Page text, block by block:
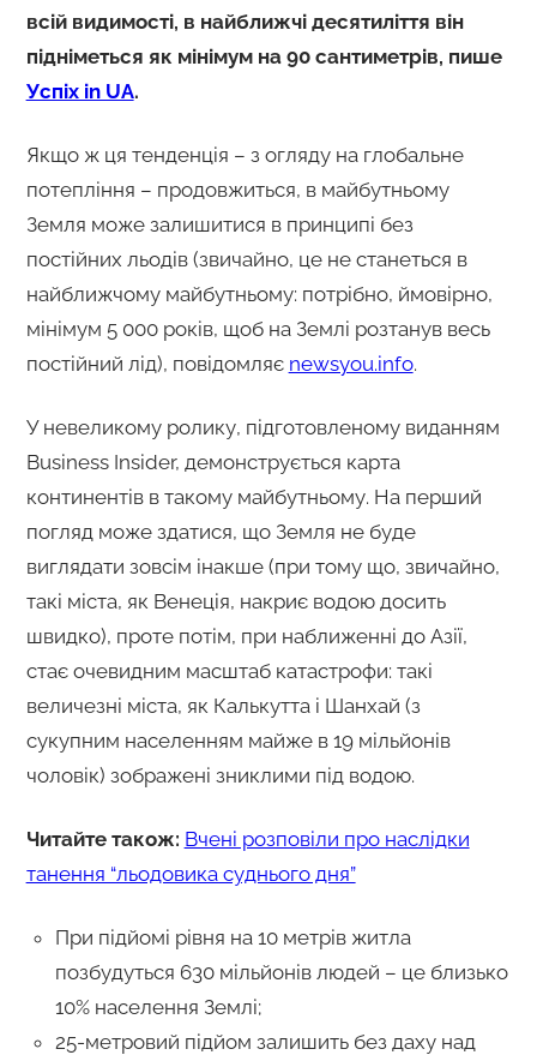
всій видимості, в найближчі десятиліття він
підніметься як мінімум на 90 сантиметрів, пише
Успіх in UA.
Якщо ж ця тенденція – з огляду на глобальне
потепління – продовжиться, в майбутньому
Земля може залишитися в принципі без
постійних льодів (звичайно, це не станеться в
найближчому майбутньому: потрібно, ймовірно,
мінімум 5 000 років, щоб на Землі розтанув весь
постійний лід), повідомляє newsyou.info.
У невеликому ролику, підготовленому виданням
Business Insider, демонструється карта
континентів в такому майбутньому. На перший
погляд може здатися, що Земля не буде
виглядати зовсім інакше (при тому що, звичайно,
такі міста, як Венеція, накриє водою досить
швидко), проте потім, при наближенні до Азії,
стає очевидним масштаб катастрофи: такі
величезні міста, як Калькутта і Шанхай (з
сукупним населенням майже в 19 мільйонів
чоловік) зображені зниклими під водою.
Читайте також: Вчені розповіли про наслідки
танення “льодовика суднього дня”
При підйомі рівня на 10 метрів житла
позбудуться 630 мільйонів людей – це близько
10% населення Землі;
25-метровий підйом залишить без даху над